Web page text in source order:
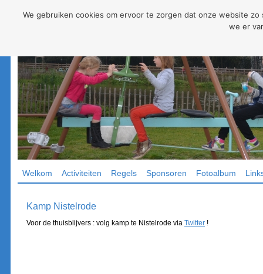
Welkom Activiteiten Regels Sponsoren Fotoalbum
Kamp Nistelrode
Voor de thuisblijvers : volg kamp te Nistelrode via Twitter !
We gebruiken cookies om ervoor te zorgen dat onze website
we er